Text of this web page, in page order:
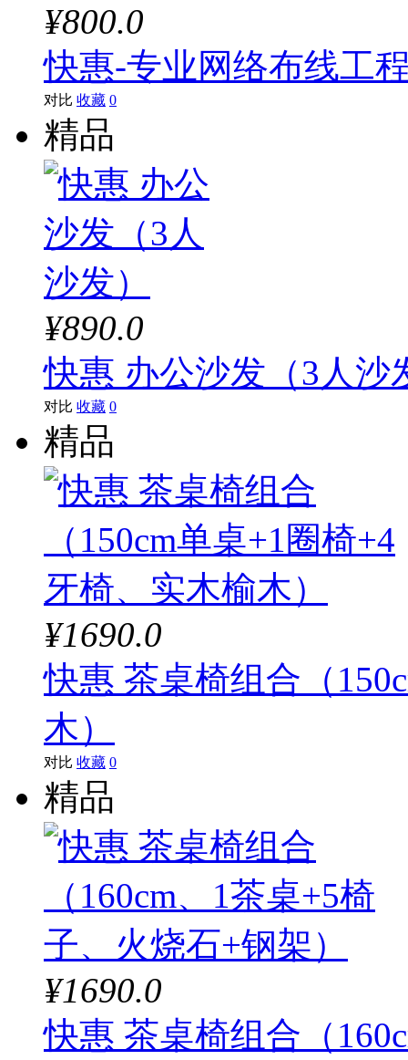
¥800.0
快惠-专业网络布线工
对比 收藏 0
精品
¥890.0
快惠 办公沙发（3人沙
对比 收藏 0
精品
¥1690.0
快惠 茶桌椅组合（
木）
对比 收藏 0
精品
¥1690.0
快惠 茶桌椅组合（